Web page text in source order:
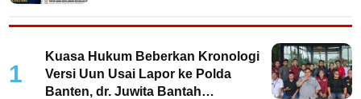
1
Kuasa Hukum Beberkan Kronologi
Versi Uun Usai Lapor ke Polda
Banten, dr. Juwita Bantah